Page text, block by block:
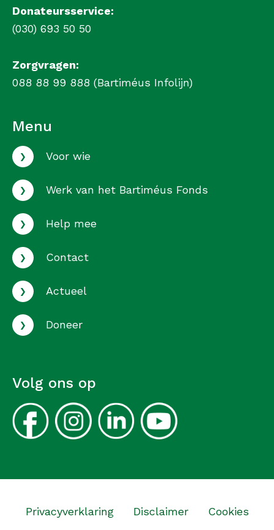
Donateursservice:
(030) 693 50 50
Zorgvragen:
088 88 99 888 (Bartiméus Infolijn)
Menu
› Voor wie
› Werk van het Bartiméus Fonds
› Help mee
› Contact
› Actueel
› Doneer
Volg ons op
Privacyverklaring Disclaimer Cookies